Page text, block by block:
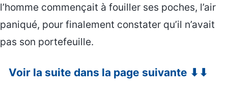
l’homme commençait à fouiller ses poches, l’air
paniqué, pour finalement constater qu’il n’avait
pas son portefeuille.
Voir la suite dans la page suivante ⬇⬇